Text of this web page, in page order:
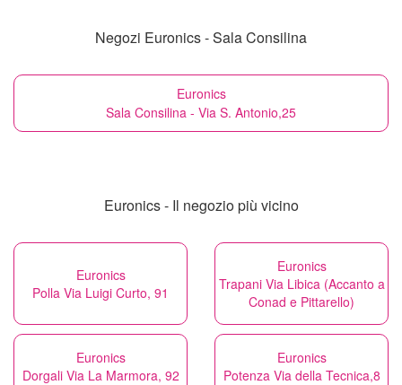
Negozi Euronics - Sala Consilina
Euronics
Sala Consilina - Via S. Antonio,25
Euronics - Il negozio più vicino
Euronics
Polla Via Luigi Curto, 91
Euronics
Trapani Via Libica (Accanto a
Conad e Pittarello)
Euronics
Dorgali Via La Marmora, 92
Euronics
Potenza Via della Tecnica,8